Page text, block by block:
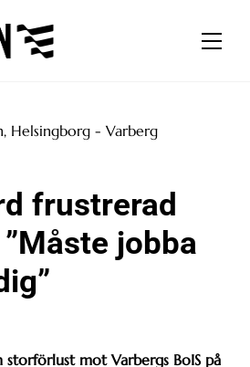
frustrerad
jobba
storförlust mot Varbergs BoIS på